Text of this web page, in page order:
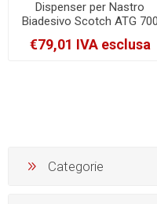
Dispenser per Nastro
Biadesivo Scotch ATG 700
Trasparente Impugnatura in
Plastica [04099D000]
€79,01 IVA esclusa
Categorie